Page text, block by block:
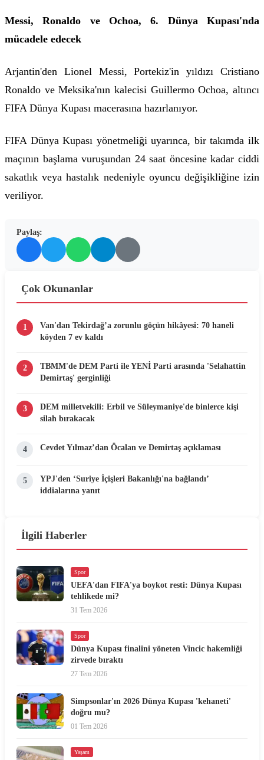
Messi, Ronaldo ve Ochoa, 6. Dünya Kupası'nda
mücadele edecek
Arjantin'den Lionel Messi, Portekiz'in yıldızı Cristiano
Ronaldo ve Meksika'nın kalecisi Guillermo Ochoa, altıncı
FIFA Dünya Kupası macerasına hazırlanıyor.
FIFA Dünya Kupası yönetmeliği uyarınca, bir takımda ilk
maçının başlama vuruşundan 24 saat öncesine kadar ciddi
sakatlık veya hastalık nedeniyle oyuncu değişikliğine izin
veriliyor.
Paylaş:
Çok Okunanlar
1
Van'dan Tekirdağ’a zorunlu göçün hikâyesi: 70 haneli
köyden 7 ev kaldı
2
TBMM'de DEM Parti ile YENİ Parti arasında 'Selahattin
Demirtaş' gerginliği
3
DEM milletvekili: Erbil ve Süleymaniye'de binlerce kişi
silah bırakacak
4 Cevdet Yılmaz’dan Öcalan ve Demirtaş açıklaması
5
YPJ'den ‘Suriye İçişleri Bakanlığı'na bağlandı’
iddialarına yanıt
İlgili Haberler
Spor
UEFA'dan FIFA'ya boykot resti: Dünya Kupası
tehlikede mi?
31 Tem 2026
Spor
Dünya Kupası finalini yöneten Vincic hakemliği
zirvede bıraktı
27 Tem 2026
Simpsonlar'ın 2026 Dünya Kupası 'kehaneti'
doğru mu?
01 Tem 2026
Yaşam